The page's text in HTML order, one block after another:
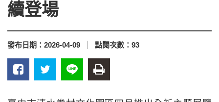
續登場
發布日期： 2026-04-09 點閱次數： 93